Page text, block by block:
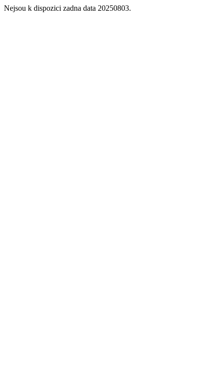
Nejsou k dispozici zadna data 20250803.